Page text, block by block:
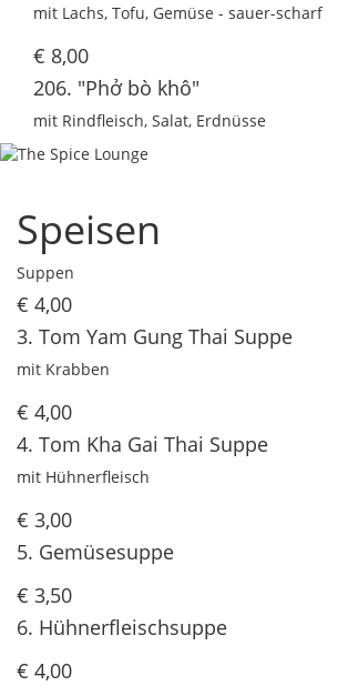
mit Lachs, Tofu, Gemüse - sauer-scharf
€ 8,00
206. "Phở bò khô"
mit Rindfleisch, Salat, Erdnüsse
Speisen
Suppen
€ 4,00
3. Tom Yam Gung Thai Suppe
mit Krabben
€ 4,00
4. Tom Kha Gai Thai Suppe
mit Hühnerfleisch
€ 3,00
5. Gemüsesuppe
€ 3,50
6. Hühnerfleischsuppe
€ 4,00